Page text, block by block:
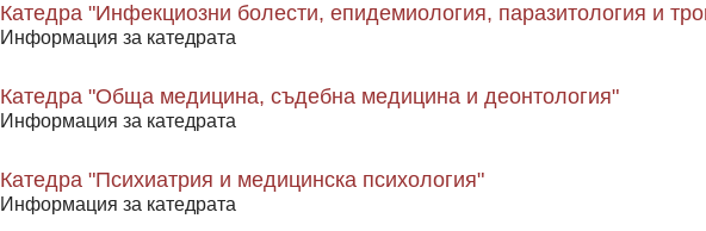
Катедра "Инфекциозни болести, епидемиология, паразитология и
Информация за катедрата
Катедра "Обща медицина, съдебна медицина и деонтология"
Информация за катедрата
Катедра "Психиатрия и медицинска психология"
Информация за катедрата